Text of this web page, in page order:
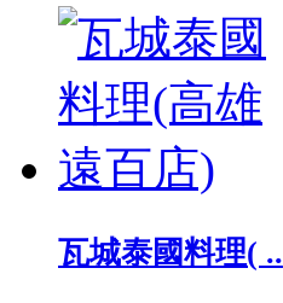
瓦城泰國料理( ..